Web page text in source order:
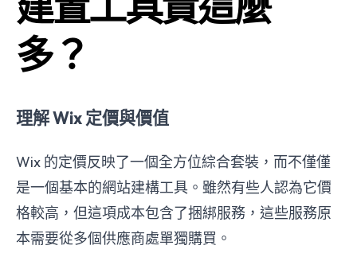
多？
理解 Wix 定價與價值
Wix 的定價反映了一個全方位綜合套裝，而不僅僅
是一個基本的網站建構工具。雖然有些人認為它價
格較高，但這項成本包含了捆綁服務，這些服務原
本需要從多個供應商處單獨購買。